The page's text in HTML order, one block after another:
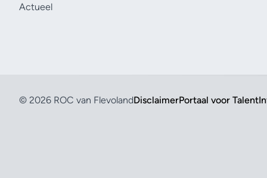
Actueel
DisclaimerPortaal voor Talent
© 2026 ROC van Flevoland